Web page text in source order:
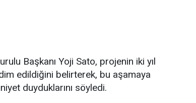
Başkanı Yoji Sato, projenin iki yıl
edildiğini belirterek, bu aşamaya
duyduklarını söyledi.